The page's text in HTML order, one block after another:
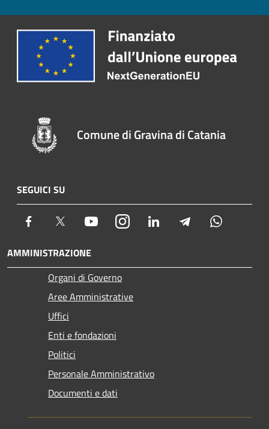
Comune di Gravina di Catania
SEGUICI SU
Facebook Twitter YoutubeInstagram LinkedIn Telegram
AMMINISTRAZIONE
Organi di Governo
Aree Amministrative
Uffici
Enti e fondazioni
Politici
Personale Amministrativo
Documenti e dati